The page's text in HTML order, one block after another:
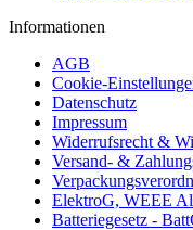
Informationen
AGB
Cookie-
Datenschutz
Impressum
Widerrufsrecht &
Versand- &
ElektroG, WEEE
Batteriegesetz -